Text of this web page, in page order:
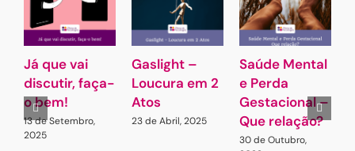
Já que vai
discutir, faça-
o bem!
13 de Setembro,
2025
Gaslight –
Loucura em 2
Atos
23 de Abril, 2025
Saúde Mental
e Perda
Gestacional –
Que relação?
30 de Outubro,